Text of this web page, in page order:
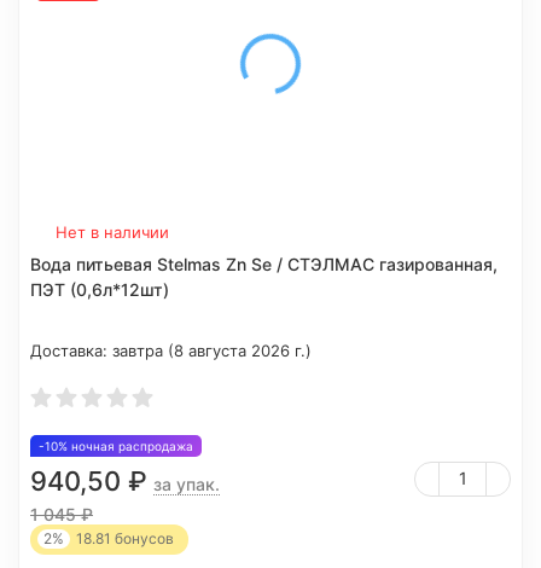
Нет в наличии
Вода питьевая Stelmas Zn Se / СТЭЛМАС газированная,
ПЭТ (0,6л*12шт)
Доставка: завтра (8 августа 2026 г.)
-10% ночная распродажа
940,50 ₽ за упак.
1 045₽
2% 18.81 бонусов